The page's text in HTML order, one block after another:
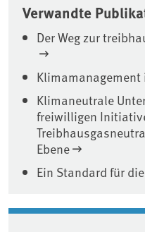
Verwandte
Der Weg zur
Klimamanagement
Klimaneutrale
freiwilligen
Ebene
Ein Standard für